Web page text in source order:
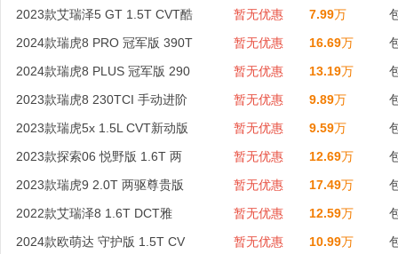
2023款艾瑞泽5 GT 1.5T CVT酷
暂无优惠 7.99万
2024款瑞虎8 PRO 冠军版 390T
暂无优惠 16.69万
2024款瑞虎8 PLUS 冠军版 290
暂无优惠 13.19万
2023款瑞虎8 230TCI 手动进阶
暂无优惠 9.89万
2023款瑞虎5x 1.5L CVT新动版
暂无优惠 9.59万
2023款探索06 悦野版 1.6T 两
暂无优惠 12.69万
2023款瑞虎9 2.0T 两驱尊贵版
暂无优惠 17.49万
2022款艾瑞泽8 1.6T DCT雅
暂无优惠 12.59万
2024款欧萌达 守护版 1.5T CV
暂无优惠 10.99万